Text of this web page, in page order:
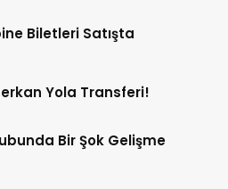
Biletleri Satışta
Yola Transferi!
Bir Şok Gelişme